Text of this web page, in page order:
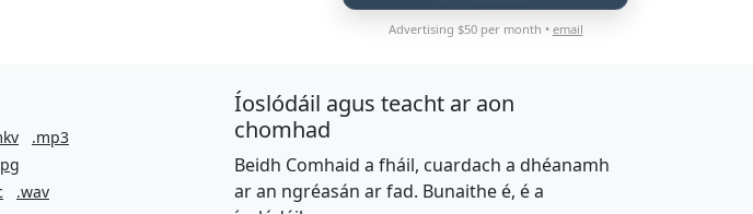
Advertising $50 per month • email
.mp3
.wav
Íoslódáil agus teacht ar aon
chomhad
Beidh Comhaid a fháil, cuardach a dhéanamh
ar an ngréasán ar fad. Bunaithe é, é a